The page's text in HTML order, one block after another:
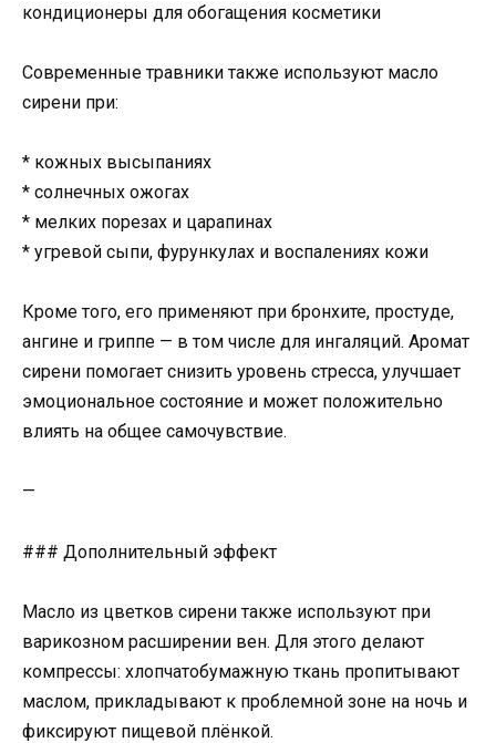
кондиционеры для обогащения косметики
Современные травники также используют масло
сирени при:
* кожных высыпаниях
* солнечных ожогах
* мелких порезах и царапинах
* угревой сыпи, фурункулах и воспалениях кожи
Кроме того, его применяют при бронхите, простуде,
ангине и гриппе — в том числе для ингаляций. Аромат
сирени помогает снизить уровень стресса, улучшает
эмоциональное состояние и может положительно
влиять на общее самочувствие.
—
### Дополнительный эффект
Масло из цветков сирени также используют при
варикозном расширении вен. Для этого делают
компрессы: хлопчатобумажную ткань пропитывают
маслом, прикладывают к проблемной зоне на ночь и
фиксируют пищевой плёнкой.